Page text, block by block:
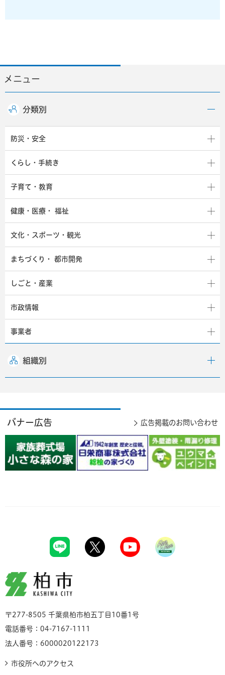
メニュー
分類別
防災・安全
くらし・手続き
子育て・教育
健康・医療・ 福祉
文化・スポーツ・観光
まちづくり・ 都市開発
しごと・産業
市政情報
事業者
組織別
バナー広告 広告掲載のお問い合わせ
柏市
〒277-8505 千葉県柏市柏五丁目10番1号
電話番号：04-7167-1111
法人番号：6000020122173
市役所へのアクセス